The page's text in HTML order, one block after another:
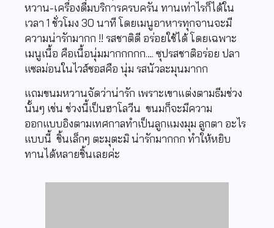
หวาน-เครื่องดื่มบริการครบครัน ทานเท่าไรก็ได้ใน
เวลา 1 ชั่วโมง 30 นาที โดยเมนูอาหารทุกจานจะมี
ความน่ารักมากก !! รสชาติดี อร่อยใช้ได้ โดยเฉพาะ
เมนูเนื้อ คือเนื้อนุ่มมากกกกก…. ซุปรสชาติอร่อย ปลา
แซลม่อนในไวส์ซอสคือ นุ่ม รสนัวละมุนมากก
แถมขนมหวานจัดว่าน่ารัก เพราะเขาแต่งตามธีมช่วง
นั้นๆ เช่น ช่วงนี้เป็นฮาโลวีน ขนมก็จะมีความ
ออกแบบอิงตามเทศกาลทำเป็นลูกแมงมุม ลูกตา อะไร
แบบนี้ ชิ้นเล็กๆ ตะมุตะมิ น่ารักมากกก ทำให้หยิบ
ทานได้หลายชิ้นเลยค่ะ